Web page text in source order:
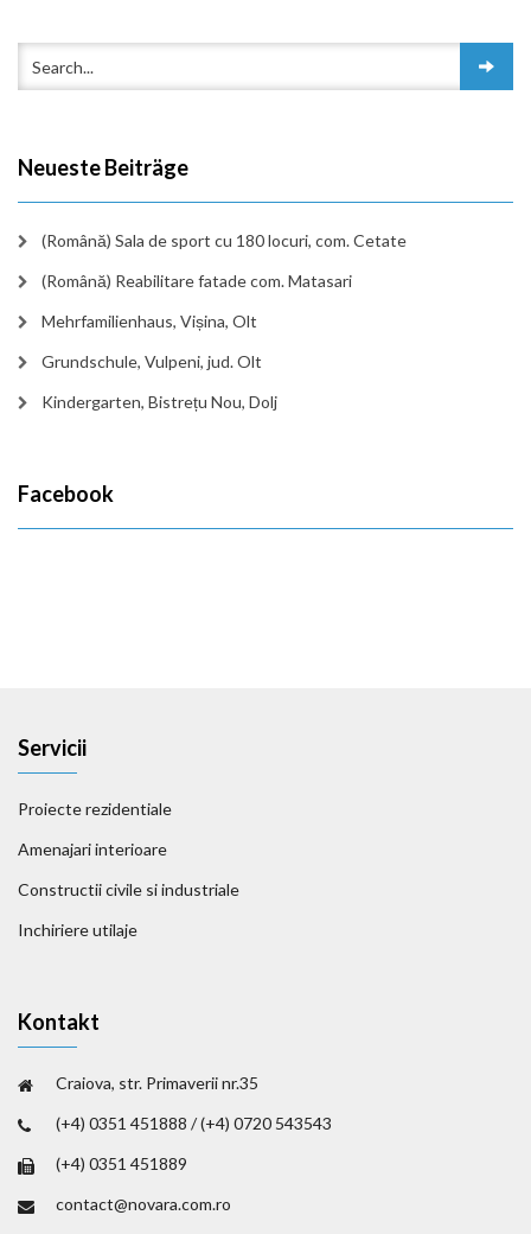
Neueste Beiträge
(Română) Sala de sport cu 180 locuri, com. Cetate
(Română) Reabilitare fatade com. Matasari
Mehrfamilienhaus, Vișina, Olt
Grundschule, Vulpeni, jud. Olt
Kindergarten, Bistrețu Nou, Dolj
Facebook
Servicii
Proiecte rezidentiale
Amenajari interioare
Constructii civile si industriale
Inchiriere utilaje
Kontakt
Craiova, str. Primaverii nr.35
(+4) 0351 451888 / (+4) 0720 543543
(+4) 0351 451889
contact@novara.com.ro